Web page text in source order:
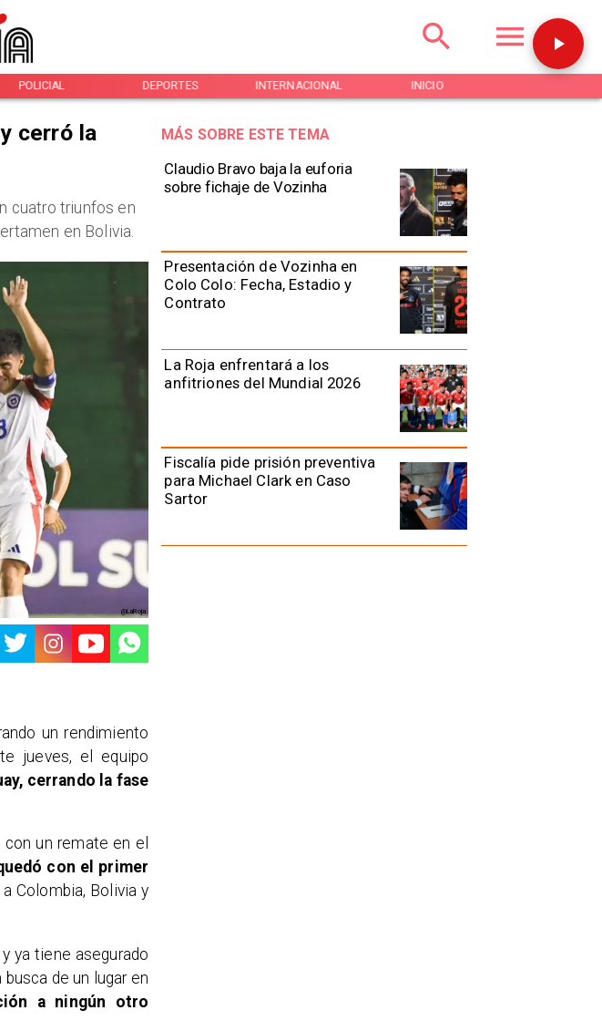
POLICIAL DEPORTES INTERNACIONAL INICIO
@LaRoja
Claudio Bravo baja la euforia
sobre fichaje de Vozinha
Presentación de Vozinha en
Colo Colo: Fecha, Estadio y
Contrato
La Roja enfrentará a los
anfitriones del Mundial 2026
Fiscalía pide prisión preventiva
para Michael Clark en Caso
Sartor
MÁS SOBRE ESTE TEMA
cerró la
cuatro triunfos en
en Bolivia.
un rendimiento
jueves, el equipo
cerrando la fase
un remate en el
con el primer
Colombia, Bolivia y
ya tiene asegurado
de un lugar en
a ningún otro